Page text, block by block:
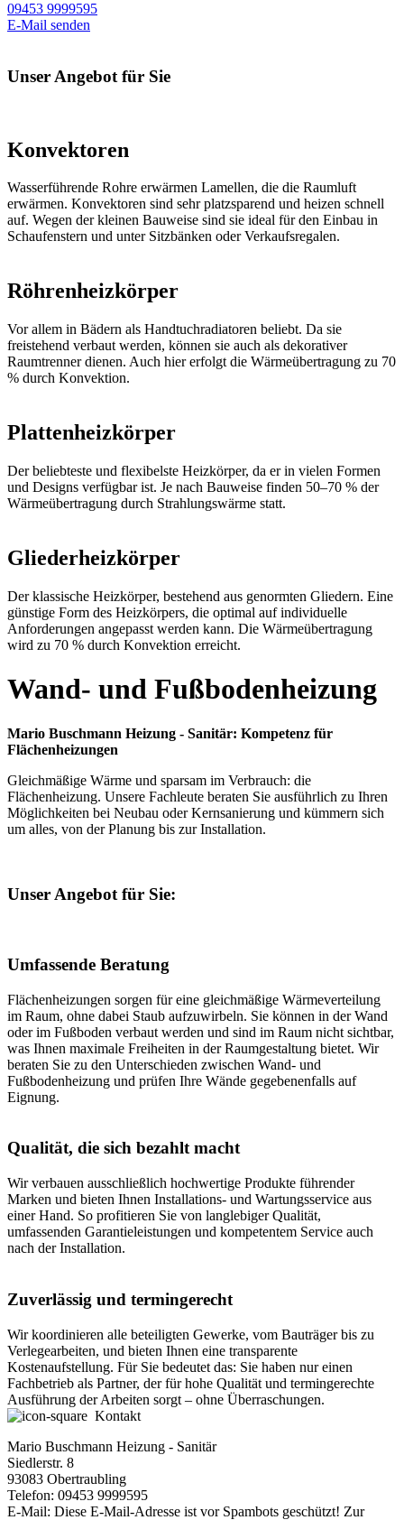
09453 9999595
E-Mail senden
Unser Angebot für Sie
Konvektoren
Wasserführende Rohre erwärmen Lamellen, die die Raumluft
erwärmen. Konvektoren sind sehr platzsparend und heizen schnell
auf. Wegen der kleinen Bauweise sind sie ideal für den Einbau in
Schaufenstern und unter Sitzbänken oder Verkaufsregalen.
Röhrenheizkörper
Vor allem in Bädern als Handtuchradiatoren beliebt. Da sie
freistehend verbaut werden, können sie auch als dekorativer
Raumtrenner dienen. Auch hier erfolgt die Wärmeübertragung zu 70
% durch Konvektion.
Plattenheizkörper
Der beliebteste und flexibelste Heizkörper, da er in vielen Formen
und Designs verfügbar ist. Je nach Bauweise finden 50–70 % der
Wärmeübertragung durch Strahlungswärme statt.
Gliederheizkörper
Der klassische Heizkörper, bestehend aus genormten Gliedern. Eine
günstige Form des Heizkörpers, die optimal auf individuelle
Anforderungen angepasst werden kann. Die Wärmeübertragung
wird zu 70 % durch Konvektion erreicht.
Wand- und Fußbodenheizung
Mario Buschmann Heizung - Sanitär: Kompetenz für
Flächenheizungen
Gleichmäßige Wärme und sparsam im Verbrauch: die
Flächenheizung. Unsere Fachleute beraten Sie ausführlich zu Ihren
Möglichkeiten bei Neubau oder Kernsanierung und kümmern sich
um alles, von der Planung bis zur Installation.
Unser Angebot für Sie:
Umfassende Beratung
Flächenheizungen sorgen für eine gleichmäßige Wärmeverteilung
im Raum, ohne dabei Staub aufzuwirbeln. Sie können in der Wand
oder im Fußboden verbaut werden und sind im Raum nicht sichtbar,
was Ihnen maximale Freiheiten in der Raumgestaltung bietet. Wir
beraten Sie zu den Unterschieden zwischen Wand- und
Fußbodenheizung und prüfen Ihre Wände gegebenenfalls auf
Eignung.
Qualität, die sich bezahlt macht
Wir verbauen ausschließlich hochwertige Produkte führender
Marken und bieten Ihnen Installations- und Wartungsservice aus
einer Hand. So profitieren Sie von langlebiger Qualität,
umfassenden Garantieleistungen und kompetentem Service auch
nach der Installation.
Zuverlässig und termingerecht
Wir koordinieren alle beteiligten Gewerke, vom Bauträger bis zu
Verlegearbeiten, und bieten Ihnen eine transparente
Kostenaufstellung. Für Sie bedeutet das: Sie haben nur einen
Fachbetrieb als Partner, der für hohe Qualität und termingerechte
Ausführung der Arbeiten sorgt – ohne Überraschungen.
Kontakt
Mario Buschmann Heizung - Sanitär
Siedlerstr. 8
93083 Obertraubling
Telefon: 09453 9999595
E-Mail: Diese E-Mail-Adresse ist vor Spambots geschützt! Zur